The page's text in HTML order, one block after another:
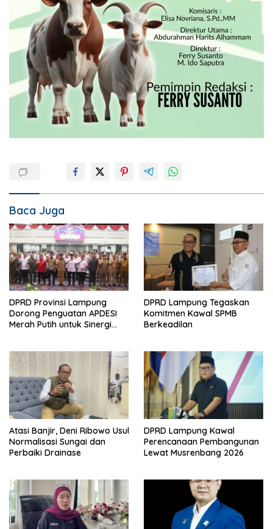
Baca Juga
DPRD Provinsi Lampung
Dorong Penguatan APDESI
Merah Putih untuk Sinergi
DPRD Lampung Tegaskan
Komitmen Kawal SPMB
Berkeadilan
Atasi Banjir, Deni Ribowo Usul
Normalisasi Sungai dan
Perbaiki Drainase
DPRD Lampung Kawal
Perencanaan Pembangunan
Lewat Musrenbang 2026